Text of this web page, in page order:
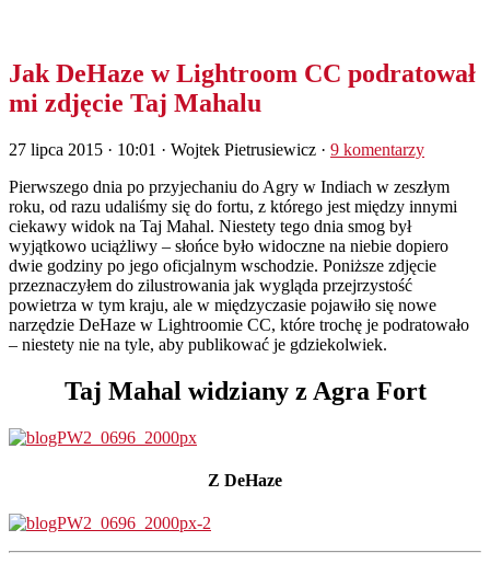
Jak DeHaze w Lightroom CC podratował
mi zdjęcie Taj Mahalu
27 lipca 2015 · 10:01 · Wojtek Pietrusiewicz · 9 komentarzy
Pierwszego dnia po przyjechaniu do Agry w Indiach w zeszłym
roku, od razu udaliśmy się do fortu, z którego jest między innymi
ciekawy widok na Taj Mahal. Niestety tego dnia smog był
wyjątkowo uciążliwy – słońce było widoczne na niebie dopiero
dwie godziny po jego oficjalnym wschodzie. Poniższe zdjęcie
przeznaczyłem do zilustrowania jak wygląda przejrzystość
powietrza w tym kraju, ale w międzyczasie pojawiło się nowe
narzędzie DeHaze w Lightroomie CC, które trochę je podratowało
– niestety nie na tyle, aby publikować je gdziekolwiek.
Taj Mahal widziany z Agra Fort
Z DeHaze